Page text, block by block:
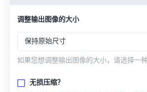
调整输出图像的大小
保持原始尺寸
如果您想调整输出图像的大小，请选择一种
无损压缩？